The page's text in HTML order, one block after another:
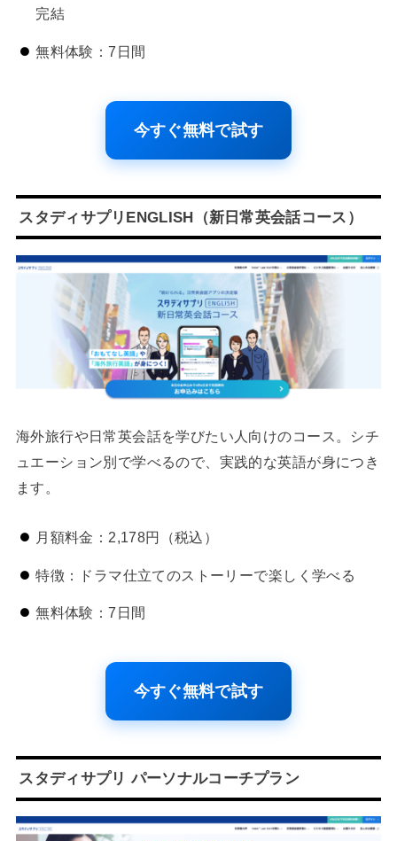
完結
無料体験：7日間
今すぐ無料で試す
スタディサプリENGLISH（新日常英会話コース）
海外旅行や日常英会話を学びたい人向けのコース。シチ
ュエーション別で学べるので、実践的な英語が身につき
ます。
月額料金：2,178円（税込）
特徴：ドラマ仕立てのストーリーで楽しく学べる
無料体験：7日間
今すぐ無料で試す
スタディサプリ パーソナルコーチプラン